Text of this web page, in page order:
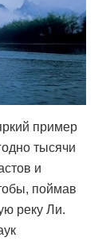
пример
тысячи
и
поймав
реку Ли.